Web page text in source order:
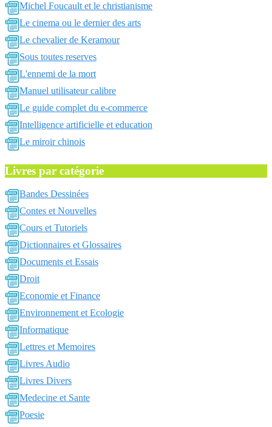
Michel Foucault et le christianisme
Le cinema ou le dernier des arts
Le chevalier de Keramour
Sous toutes reserves
L'ennemi de la mort
Manuel utilisateur calibre
Le guide complet du e-commerce
Intelligence artificielle et education
Le miroir chinois
Livres par catégorie
Bandes Dessinées
Contes et Nouvelles
Cours et Tutoriels
Dictionnaires et Glossaires
Documents et Essais
Droit
Economie et Finance
Environnement et Ecologie
Informatique
Lettres et Memoires
Livres Audio
Livres Divers
Medecine et Sante
Poesie